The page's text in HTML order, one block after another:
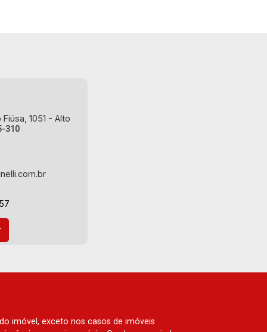
1051 - Alto
310
imóvel, exceto nos casos de imóveis